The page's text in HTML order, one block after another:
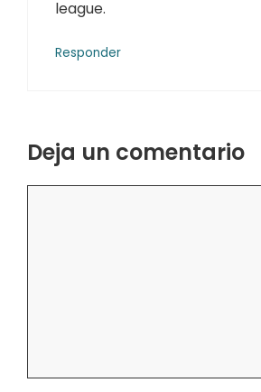
league.
Responder
Deja un comentario